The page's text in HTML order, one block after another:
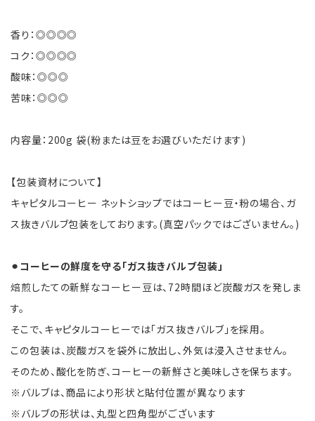
香り：◎◎◎◎
コク：◎◎◎◎
酸味：◎◎◎
苦味：◎◎◎
内容量：200g 袋(粉または豆をお選びいただけます)
【包装資材について】
キャピタルコーヒー ネットショップではコーヒー豆・粉の場合、ガ
ス抜きバルブ包装をしております。(真空パックではございません。)
⚫︎コーヒーの鮮度を守る「ガス抜きバルブ包装」
焙煎したての新鮮なコーヒー豆は、72時間ほど炭酸ガスを発しま
す。
そこで、キャピタルコーヒーでは「ガス抜きバルブ」を採用。
この包装は、炭酸ガスを袋外に放出し、外気は浸入させません。
そのため、酸化を防ぎ、コーヒーの新鮮さと美味しさを保ちます。
※バルブは、商品により形状と貼付位置が異なります
※バルブの形状は、丸型と四角型がございます